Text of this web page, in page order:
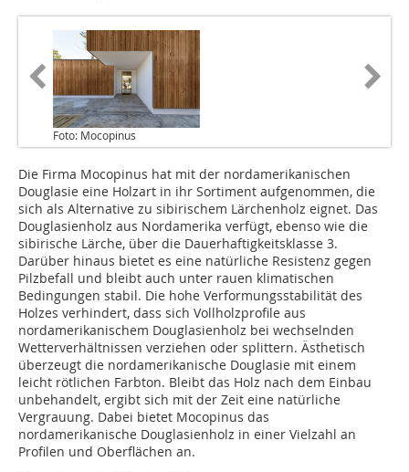
Foto: Mocopinus
Die Firma Mocopinus hat mit der nordamerikanischen
Douglasie eine Holzart in ihr Sortiment aufgenommen, die
sich als Alternative zu sibirischem Lärchenholz eignet. Das
Douglasienholz aus Nordamerika verfügt, ebenso wie die
sibirische Lärche, über die Dauerhaftigkeitsklasse 3.
Darüber hinaus bietet es eine natürliche Resistenz gegen
Pilzbefall und bleibt auch unter rauen klimatischen
Bedingungen stabil. Die hohe Verformungsstabilität des
Holzes verhindert, dass sich Vollholzprofile aus
nordamerikanischem Douglasienholz bei wechselnden
Wetterverhältnissen verziehen oder splittern. Ästhetisch
überzeugt die nordamerikanische Douglasie mit einem
leicht rötlichen Farbton. Bleibt das Holz nach dem Einbau
unbehandelt, ergibt sich mit der Zeit eine natürliche
Vergrauung. Dabei bietet Mocopinus das
nordamerikanische Douglasienholz in einer Vielzahl an
Profilen und Oberflächen an.